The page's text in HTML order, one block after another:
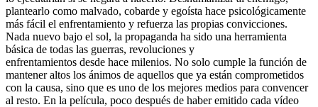
plantearlo como malvado, cobarde y egoísta hace psicológicamente
más fácil el enfrentamiento y refuerza las propias convicciones.
Nada nuevo bajo el sol, la propaganda ha sido una herramienta
básica de todas las guerras, revoluciones y
enfrentamientos desde hace milenios. No solo cumple la función de
mantener altos los ánimos de aquellos que ya están comprometidos
con la causa, sino que es uno de los mejores medios para convencer
al resto. En la película, poco después de haber emitido cada vídeo